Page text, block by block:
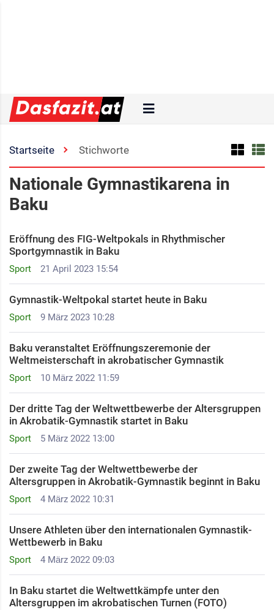
Startseite Stichworte
Nationale Gymnastikarena in
Baku
Sport 21 April 2023 15:54
Eröffnung des FIG-Weltpokals in Rhythmischer
Sportgymnastik in Baku
Sport 9 März 2023 10:28
Gymnastik-Weltpokal startet heute in Baku
Sport 10 März 2022 11:59
Baku veranstaltet Eröffnungszeremonie der
Weltmeisterschaft in akrobatischer Gymnastik
Sport 5 März 2022 13:00
Der dritte Tag der Weltwettbewerbe der Altersgruppen
in Akrobatik-Gymnastik startet in Baku
Sport 4 März 2022 10:31
Der zweite Tag der Weltwettbewerbe der
Altersgruppen in Akrobatik-Gymnastik beginnt in Baku
Sport 4 März 2022 09:03
Unsere Athleten über den internationalen Gymnastik-
Wettbewerb in Baku
In Baku startet die Weltwettkämpfe unter den
Altersgruppen im akrobatischen Turnen (FOTO)